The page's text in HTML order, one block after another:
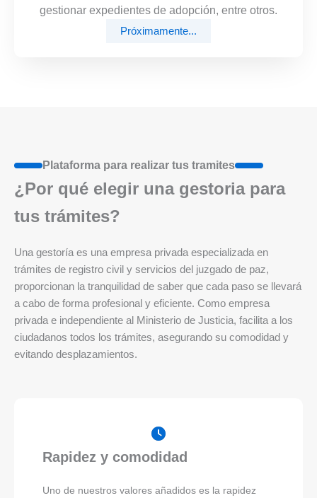
gestionar expedientes de adopción, entre otros.
Próximamente...
Plataforma para realizar tus tramites
¿Por qué elegir una gestoria para
tus trámites?
Una gestoría es una empresa privada especializada en
trámites de registro civil y servicios del juzgado de paz,
proporcionan la tranquilidad de saber que cada paso se llevará
a cabo de forma profesional y eficiente. Como empresa
privada e independiente al Ministerio de Justicia, facilita a los
ciudadanos todos los trámites, asegurando su comodidad y
evitando desplazamientos.
Rapidez y comodidad
Uno de nuestros valores añadidos es la rapidez